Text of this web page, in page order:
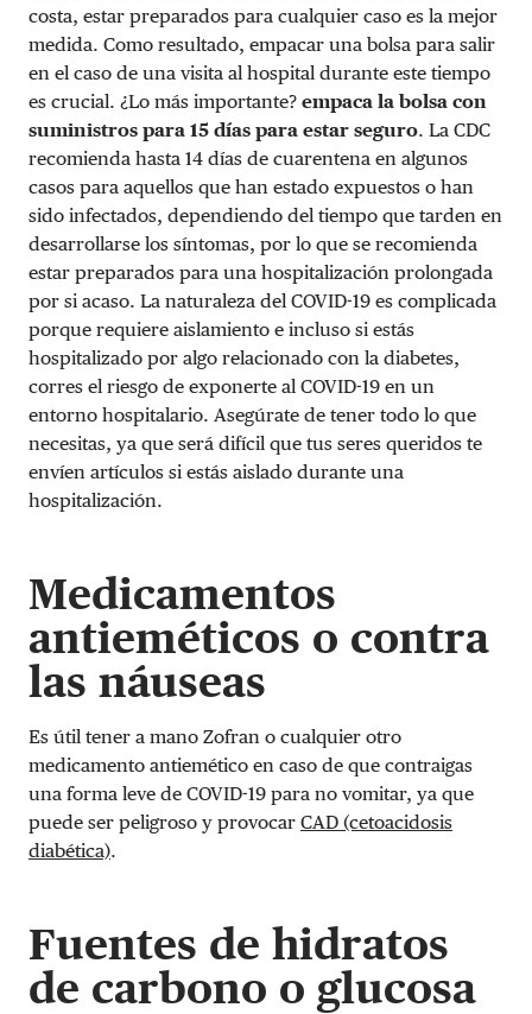
costa, estar preparados para cualquier caso es la mejor
medida. Como resultado, empacar una bolsa para salir
en el caso de una visita al hospital durante este tiempo
es crucial. ¿Lo más importante? empaca la bolsa con
suministros para 15 días para estar seguro. La CDC
recomienda hasta 14 días de cuarentena en algunos
casos para aquellos que han estado expuestos o han
sido infectados, dependiendo del tiempo que tarden en
desarrollarse los síntomas, por lo que se recomienda
estar preparados para una hospitalización prolongada
por si acaso. La naturaleza del COVID-19 es complicada
porque requiere aislamiento e incluso si estás
hospitalizado por algo relacionado con la diabetes,
corres el riesgo de exponerte al COVID-19 en un
entorno hospitalario. Asegúrate de tener todo lo que
necesitas, ya que será difícil que tus seres queridos te
envíen artículos si estás aislado durante una
hospitalización.
Medicamentos
antieméticos o contra
las náuseas
Es útil tener a mano Zofran o cualquier otro
medicamento antiemético en caso de que contraigas
una forma leve de COVID-19 para no vomitar, ya que
puede ser peligroso y provocar CAD (cetoacidosis
diabética).
Fuentes de hidratos
de carbono o glucosa